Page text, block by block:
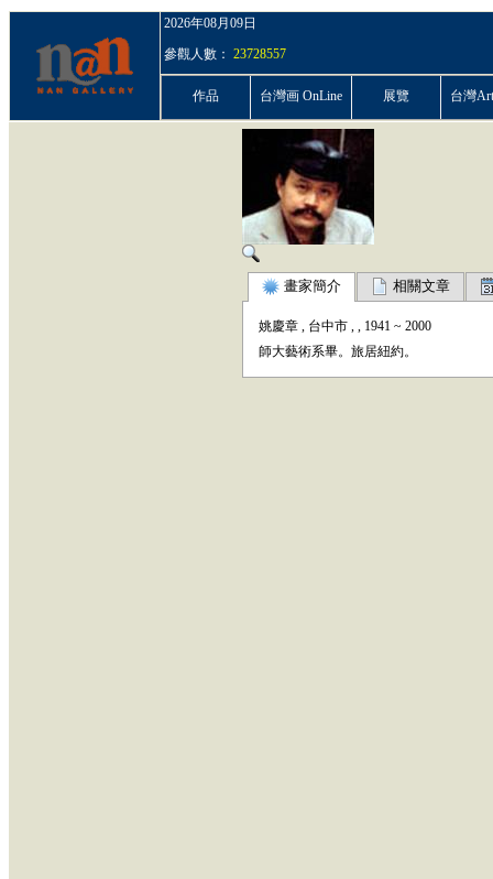
2026年08月09日
參觀人數： 23728557
作品 台灣画 OnLine 展覽 台灣
畫家簡介 相關文章
姚慶章 , 台中市 , , 1941 ~ 2000
師大藝術系畢。旅居紐約。